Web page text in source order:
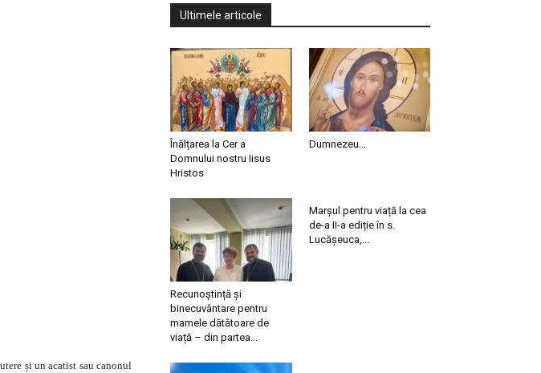
și un acatist sau canonul
Ultimele articole
Înălțarea la Cer a
Domnului nostru Iisus
Hristos
Dumnezeu…
Recunoștință și
binecuvântare pentru
mamele dătătoare de
viață – din partea...
Marșul pentru viață la cea
de-a II-a ediție în s.
Lucășeuca,...